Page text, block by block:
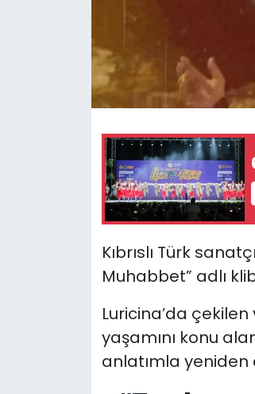
Kıbrıslı Türk
Muhabbet” adlı
Luricina’da
yaşamını konu alan
anlatımla yeniden
Otomobil Dünyası
Politika
Video Galeri